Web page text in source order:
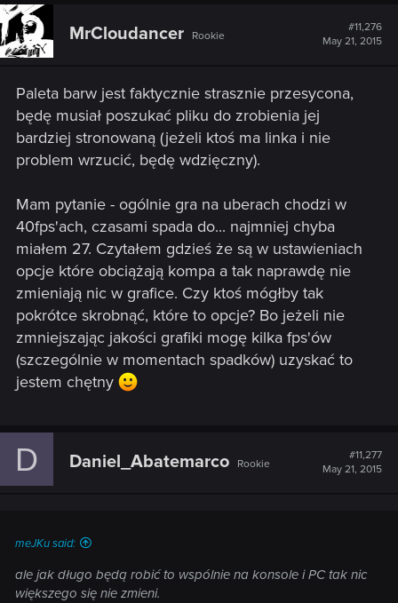
MrCloudancer Rookie
#11,276
May 21, 2015
Paleta barw jest faktycznie strasznie przesycona,
będę musiał poszukać pliku do zrobienia jej
bardziej stronowaną (jeżeli ktoś ma linka i nie
problem wrzucić, będę wdzięczny).
Mam pytanie - ogólnie gra na uberach chodzi w
40fps'ach, czasami spada do... najmniej chyba
miałem 27. Czytałem gdzieś że są w ustawieniach
opcje które obciążają kompa a tak naprawdę nie
zmieniają nic w grafice. Czy ktoś mógłby tak
pokrótce skrobnąć, które to opcje? Bo jeżeli nie
zmniejszając jakości grafiki mogę kilka fps'ów
(szczególnie w momentach spadków) uzyskać to
jestem chętny
D Daniel_Abatemarco Rookie
#11,277
May 21, 2015
meJKu said:
ale jak długo będą robić to wspólnie na konsole i PC tak nic
większego się nie zmieni.